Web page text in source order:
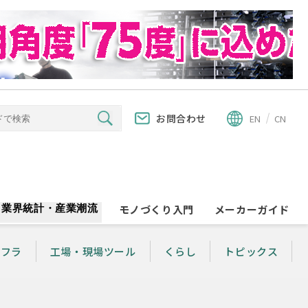
お問合わせ EN CN
業界統計・産業潮流 モノづくり入門 メーカーガイド
ラ 工場・現場ツール くらし トピックス